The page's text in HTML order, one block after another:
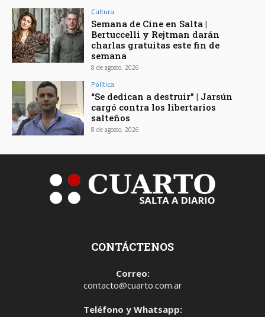
Cultura
Semana de Cine en Salta |
Bertuccelli y Rejtman darán
charlas gratuitas este fin de
semana
8 de agosto, 2026
Política
“Se dedican a destruir” | Jarsún
cargó contra los libertarios
salteños
8 de agosto, 2026
CONTÁCTENOS
Correo:
contacto@cuarto.com.ar
Teléfono y Whatsapp: